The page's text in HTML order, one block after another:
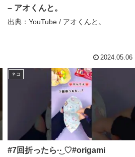
– アオくんと。
出典：YouTube / アオくんと。
2024.05.06
ネコ
#7回折ったら·͜· ♡#origami